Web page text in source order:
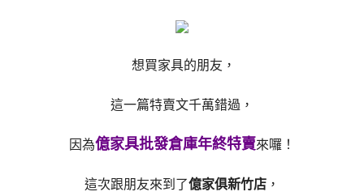
想買家具的朋友，
這一篇特賣文千萬錯過，
因為億家具批發倉庫年終特賣來囉！
這次跟朋友來到了億家俱新竹店 ，